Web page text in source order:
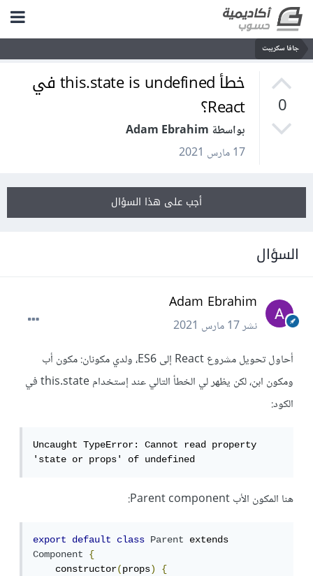
جافا سكريبت
0
خطأ this.state is undefined في
React؟
بواسطة Adam Ebrahim
17 مارس 2021
أجب على هذا السؤال
السؤال
Adam Ebrahim
نشر17 مارس 2021
أحاول تحويل مشروع React إلى ES6، ولدي مكونان: مكون أب
ومكون ابن، لكن يظهر لي الخطأ التالي عند إستخدام this.state في
الكود:
Uncaught TypeError: Cannot read property
'state or props' of undefined
هنا المكون الأب Parent component:
export default class Parent
Component
{
    constructor
(props)
{